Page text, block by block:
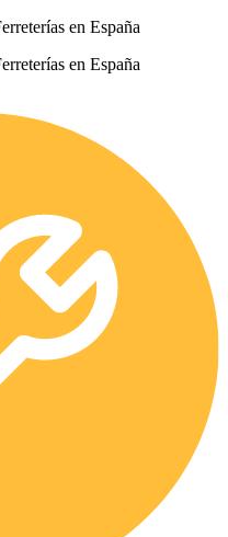
en España
en España